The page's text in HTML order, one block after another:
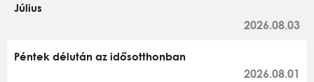
Július
2026.08.03
Péntek délután az idősotthonban
2026.08.01